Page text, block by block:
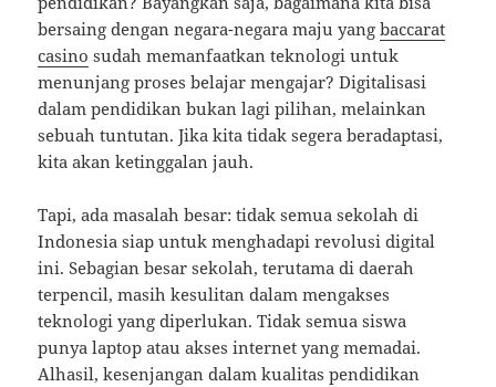
bersaing dengan negara-negara maju yangbaccarat
casino sudah memanfaatkan teknologi untuk
menunjang proses belajar mengajar? Digitalisasi
dalam pendidikan bukan lagi pilihan, melainkan
sebuah tuntutan. Jika kita tidak segera beradaptasi,
kita akan ketinggalan jauh.
Tapi, ada masalah besar: tidak semua sekolah di
Indonesia siap untuk menghadapi revolusi digital
ini. Sebagian besar sekolah, terutama di daerah
terpencil, masih kesulitan dalam mengakses
teknologi yang diperlukan. Tidak semua siswa
punya laptop atau akses internet yang memadai.
Alhasil, kesenjangan dalam kualitas pendidikan